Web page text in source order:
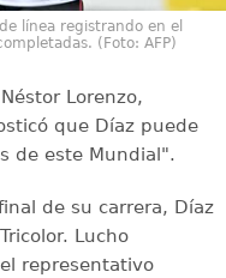
línea registrando en el
(Foto: AFP)
Lorenzo,
que Díaz puede
de este Mundial".
de su carrera, Díaz
Lucho
representativo